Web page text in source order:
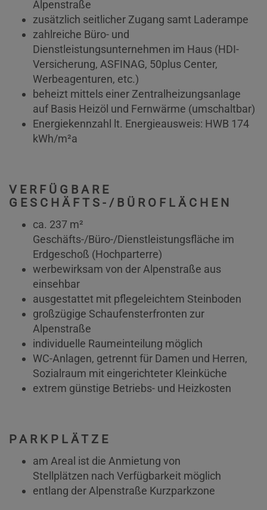
Alpenstraße
zusätzlich seitlicher Zugang samt Laderampe
zahlreiche Büro- und
Dienstleistungsunternehmen im Haus (HDI-
Versicherung, ASFINAG, 50plus Center,
Werbeagenturen, etc.)
beheizt mittels einer Zentralheizungsanlage
auf Basis Heizöl und Fernwärme (umschaltbar)
Energiekennzahl lt. Energieausweis: HWB 174
kWh/m²a
VERFÜGBARE
GESCHÄFTS-/BÜROFLÄCHEN
ca. 237 m²
Geschäfts-/Büro-/Dienstleistungsfläche im
Erdgeschoß (Hochparterre)
werbewirksam von der Alpenstraße aus
einsehbar
ausgestattet mit pflegeleichtem Steinboden
großzügige Schaufensterfronten zur
Alpenstraße
individuelle Raumeinteilung möglich
WC-Anlagen, getrennt für Damen und Herren,
Sozialraum mit eingerichteter Kleinküche
extrem günstige Betriebs- und Heizkosten
PARKPLÄTZE
am Areal ist die Anmietung von
Stellplätzen nach Verfügbarkeit möglich
entlang der Alpenstraße Kurzparkzone